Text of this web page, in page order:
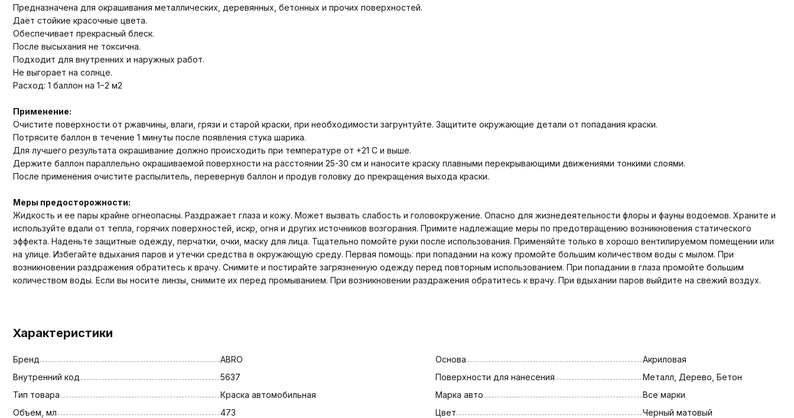
Предназначена для окрашивания металлических, деревянных, бетонных и прочих поверхностей.
Даёт стойкие красочные цвета.
Обеспечивает прекрасный блеск.
После высыхания не токсична.
Подходит для внутренних и наружных работ.
Не выгорает на солнце.
Расход: 1 баллон на 1−2 м2
Применение:
Очистите поверхности от ржавчины, влаги, грязи и старой краски, при необходимости загрунтуйте. Защитите окружающие детали от попадания краски.
Потрясите баллон в течение 1 минуты после появления стука шарика.
Для лучшего результата окрашивание должно происходить при температуре от +21 C и выше.
Держите баллон параллельно окрашиваемой поверхности на расстоянии 25-30 см и наносите краску плавными перекрывающими движениями тонкими слоями.
После применения очистите распылитель, перевернув баллон и продув головку до прекращения выхода краски.
Меры предосторожности:
Жидкость и ее пары крайне огнеопасны. Раздражает глаза и кожу. Может вызвать слабость и головокружение. Опасно для жизнедеятельности флоры и фауны водоемов. Храните и
используйте вдали от тепла, горячих поверхностей, искр, огня и других источников возгорания. Примите надлежащие меры по предотвращению возникновения статического
эффекта. Наденьте защитные одежду, перчатки, очки, маску для лица. Тщательно помойте руки после использования. Применяйте только в хорошо вентилируемом помещении или
на улице. Избегайте вдыхания паров и утечки средства в окружающую среду. Первая помощь: при попадании на кожу промойте большим количеством воды с мылом. При
возникновении раздражения обратитесь к врачу. Снимите и постирайте загрязненную одежду перед повторным использованием. При попадании в глаза промойте большим
количеством воды. Если вы носите линзы, снимите их перед промыванием. При возникновении раздражения обратитесь к врачу. При вдыхании паров выйдите на свежий воздух.
Характеристики
Бренд
ABRO
Внутренний код
5637
Тип товара
Краска автомобильная
Объем, мл
473
Основа
Акриловая
Поверхности для нанесения
Металл, Дерево, Бетон
Марка авто
Все марки
Цвет
Черный матовый